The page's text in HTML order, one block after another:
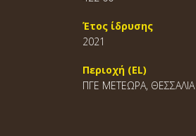
Έτος ίδρυσης
2021
Περιοχή (EL)
ΠΓΕ ΜΕΤΕΩΡΑ, ΘΕΣΣΑΛΙΑ